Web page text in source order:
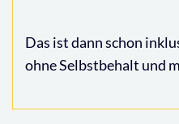
Das ist dann schon
ohne Selbstbehalt und